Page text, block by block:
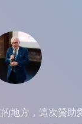
地方，這次贊助